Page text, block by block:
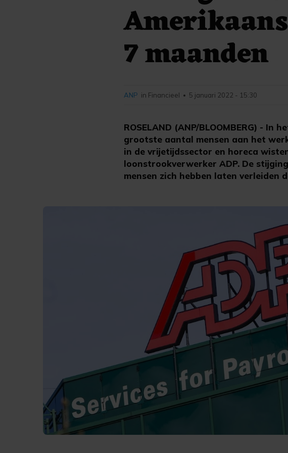
7 maanden
ROSELAND (ANP/BLOOMBERG) -
grootste aantal mensen aan het
in de vrijetijdssector en horeca
loonstrookverwerker ADP. De
mensen zich hebben laten verleiden
ANP in Financieel • 5 januari 2022 - 15:30